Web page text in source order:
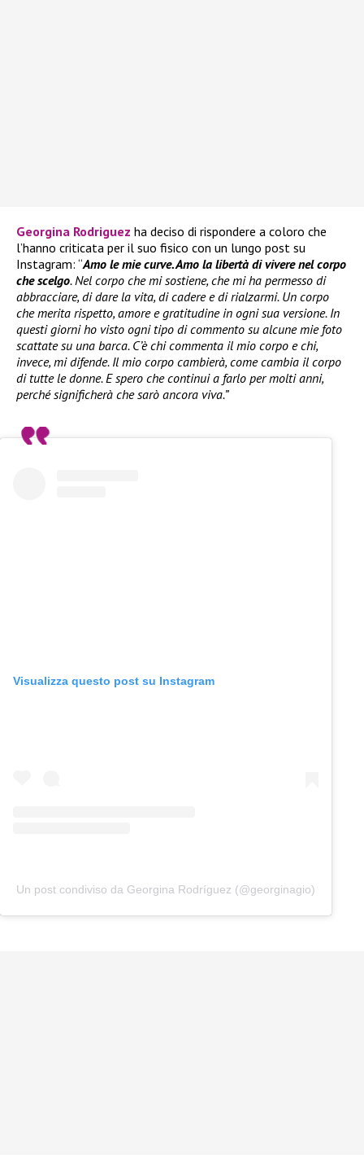
Georgina Rodriguez ha deciso di rispondere a coloro che
l’hanno criticata per il suo fisico con un lungo post su
Instagram: “Amo le mie curve. Amo la libertà di vivere nel corpo
che scelgo. Nel corpo che mi sostiene, che mi ha permesso di
abbracciare, di dare la vita, di cadere e di rialzarmi. Un corpo
che merita rispetto, amore e gratitudine in ogni sua versione. In
questi giorni ho visto ogni tipo di commento su alcune mie foto
scattate su una barca. C’è chi commenta il mio corpo e chi,
invece, mi difende. Il mio corpo cambierà, come cambia il corpo
di tutte le donne. E spero che continui a farlo per molti anni,
perché significherà che sarò ancora viva.”
Visualizza questo post su Instagram
Un post condiviso da Georgina Rodríguez (@georginagio)